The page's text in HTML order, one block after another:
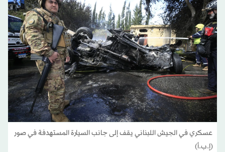
عسكري في الجيش اللبناني يقف إلى جانب السيارة المستهدفة في صور
(إ.ب.أ)